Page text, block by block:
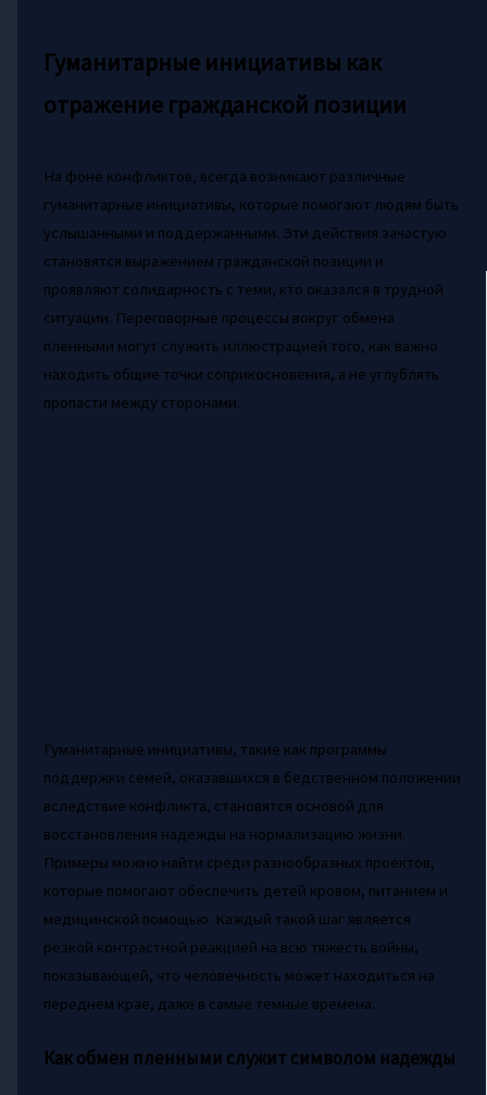
Гуманитарные инициативы как
отражение гражданской позиции
На фоне конфликтов, всегда возникают различные
гуманитарные инициативы, которые помогают людям быть
услышанными и поддержанными. Эти действия зачастую
становятся выражением гражданской позиции и
проявляют солидарность с теми, кто оказался в трудной
ситуации. Переговорные процессы вокруг обмена
пленными могут служить иллюстрацией того, как важно
находить общие точки соприкосновения, а не углублять
пропасти между сторонами.
Гуманитарные инициативы, такие как программы
поддержки семей, оказавшихся в бедственном положении
вследствие конфликта, становятся основой для
восстановления надежды на нормализацию жизни.
Примеры можно найти среди разнообразных проектов,
которые помогают обеспечить детей кровом, питанием и
медицинской помощью. Каждый такой шаг является
резкой контрастной реакцией на всю тяжесть войны,
показывающей, что человечность может находиться на
переднем крае, даже в самые темные времена.
Как обмен пленными служит символом надежды